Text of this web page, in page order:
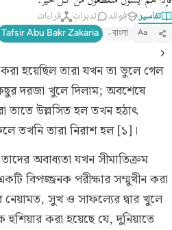
تفاسير فوائد تدبرات قراءات
Aa
বাংলা
Tafsir Abu Bakr Zakaria
হয়েছিল তারা যখন তা ভুলে গেল
দরজা খুলে দিলাম; অবশেষে
তাতে উল্লসিত হল তখন হঠাৎ
তখনি তারা নিরাশ হল [১]।
অবাধ্যতা যখন সীমাতিক্রম
বিপজ্জনক পরীক্ষার সম্মুখীন করা
নেয়ামত, সুখ ও সাফল্যের দ্বার খুলে
করা হয়েছে যে, দুনিয়াতে